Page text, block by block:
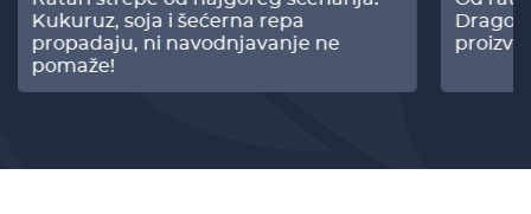
Kukuruz, soja i šećerna repa
propadaju, ni navodnjavanje ne
pomaže!